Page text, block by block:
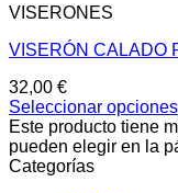
VISERONES
VISERÓN CALADO
32,00 €
Seleccionar opciones
Este producto tiene
pueden elegir en la
Categorías